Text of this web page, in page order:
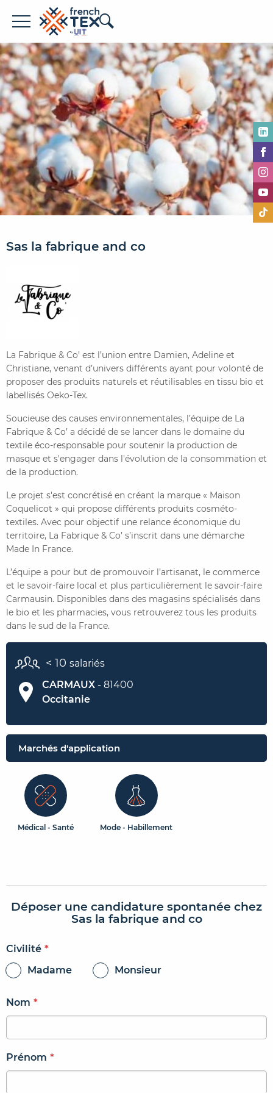
Offres d'emploi
Entreprises
Métiers
Formations
À propos de French TEX
CONTACTER FRENCH TEX
Sas la fabrique and co
La Fabrique & Co’ est l’union entre Damien, Adeline et
Christiane, venant d’univers différents ayant pour volonté de
proposer des produits naturels et réutilisables en tissu bio et
labellisés Oeko-Tex.
Soucieuse des causes environnementales, l’équipe de La
Fabrique & Co’ a décidé de se lancer dans le domaine du
textile éco-responsable pour soutenir la production de
masque et s'engager dans l'évolution de la consommation et
de la production.
Le projet s'est concrétisé en créant la marque « Maison
Coquelicot » qui propose différents produits cosméto-
textiles. Avec pour objectif une relance économique du
territoire, La Fabrique & Co’ s’inscrit dans une démarche
Made In France.
L’équipe a pour but de promouvoir l’artisanat, le commerce
et le savoir-faire local et plus particulièrement le savoir-faire
Carmausin. Disponibles dans des magasins spécialisés dans
le bio et les pharmacies, vous retrouverez tous les produits
dans le sud de la France.
< 10 salariés
CARMAUX - 81400
Occitanie
Marchés d'application
Médical - Santé Mode - Habillement
Déposer une candidature spontanée chez
Sas la fabrique and co
Civilité *
Madame
Monsieur
Nom *
Prénom *